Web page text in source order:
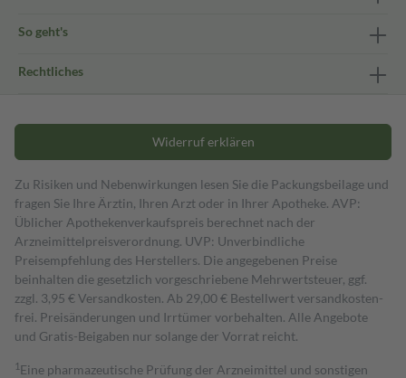
So geht's
Rechtliches
Widerruf erklären
Zu Risiken und Nebenwirkungen lesen Sie die Packungsbeilage und
fragen Sie Ihre Ärztin, Ihren Arzt oder in Ihrer Apotheke. AVP:
Üblicher Apothekenverkaufspreis berechnet nach der
Arzneimittelpreisverordnung. UVP: Unverbindliche
Preisempfehlung des Herstellers. Die angegebenen Preise
beinhalten die gesetzlich vorgeschriebene Mehrwertsteuer, ggf.
zzgl. 3,95 € Versandkosten. Ab 29,00 € Bestell­wert versand­kosten­
frei. Preisänderungen und Irrtümer vorbehalten. Alle Angebote
und Gratis-Beigaben nur solange der Vorrat reicht.
1 Eine pharmazeutische Prüfung der Arzneimittel und sonstigen